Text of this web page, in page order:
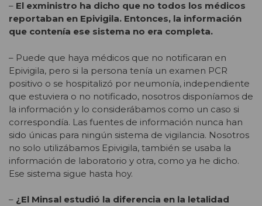
– El exministro ha dicho que no todos los médicos
reportaban en Epivigila. Entonces, la información
que contenía ese sistema no era completa.
– Puede que haya médicos que no notificaran en
Epivigila, pero si la persona tenía un examen PCR
positivo o se hospitalizó por neumonía, independiente
que estuviera o no notificado, nosotros disponíamos de
la información y lo considerábamos como un caso si
correspondía. Las fuentes de información nunca han
sido únicas para ningún sistema de vigilancia. Nosotros
no solo utilizábamos Epivigila, también se usaba la
información de laboratorio y otra, como ya he dicho.
Ese sistema sigue hasta hoy.
– ¿El Minsal estudió la diferencia en la letalidad